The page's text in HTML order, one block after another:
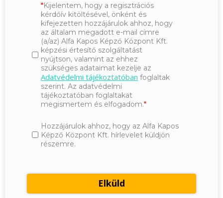
Kijelentem, hogy a regisztrációs
kérdőív kitöltésével, önként és
kifejezetten hozzájárulok ahhoz, hogy
az általam megadott e-mail címre
(a/az) Alfa Kapos Képző Központ Kft.
képzési értesítő szolgáltatást
nyújtson, valamint az ehhez
szükséges adataimat kezelje az
Adatvédelmi tájékoztatóban foglaltak
szerint. Az adatvédelmi
tájékoztatóban foglaltakat
megismertem és elfogadom.
Hozzájárulok ahhoz, hogy az Alfa Kapos
Képző Központ Kft. hírlevelet küldjön
részemre.